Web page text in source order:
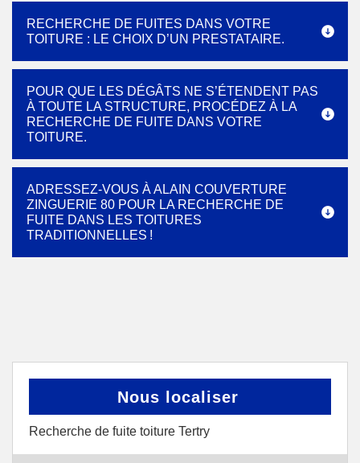
RECHERCHE DE FUITES DANS VOTRE
TOITURE : LE CHOIX D’UN PRESTATAIRE.
POUR QUE LES DÉGÂTS NE S’ÉTENDENT PAS
À TOUTE LA STRUCTURE, PROCÉDEZ À LA
RECHERCHE DE FUITE DANS VOTRE
TOITURE.
ADRESSEZ-VOUS À ALAIN COUVERTURE
ZINGUERIE 80 POUR LA RECHERCHE DE
FUITE DANS LES TOITURES
TRADITIONNELLES !
Nous localiser
Recherche de fuite toiture Tertry